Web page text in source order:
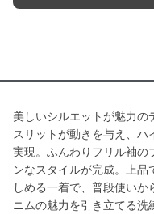
美しいシルエットが魅力の
スリットが動きを与え、
実現。ふんわりフリル袖の
ンなスタイルが完成。上
しめる一着で、普段使い
ニムの魅力を引き立てる洗